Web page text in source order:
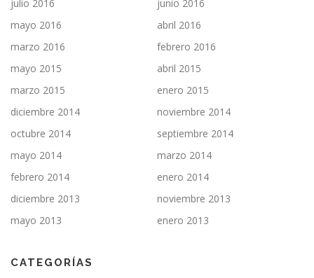
julio 2016
junio 2016
mayo 2016
abril 2016
marzo 2016
febrero 2016
mayo 2015
abril 2015
marzo 2015
enero 2015
diciembre 2014
noviembre 2014
octubre 2014
septiembre 2014
mayo 2014
marzo 2014
febrero 2014
enero 2014
diciembre 2013
noviembre 2013
mayo 2013
enero 2013
CATEGORÍAS